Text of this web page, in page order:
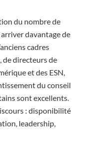
du nombre de
davantage de
cadres
de directeurs de
et des ESN,
du conseil
sont excellents.
: disponibilité
leadership,